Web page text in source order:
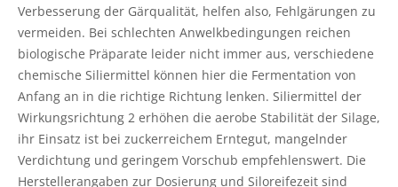
Verbesserung der Gärqualität, helfen also, Fehlgärungen zu
vermeiden. Bei schlechten Anwelkbedingungen reichen
biologische Präparate leider nicht immer aus, verschiedene
chemische Siliermittel können hier die Fermentation von
Anfang an in die richtige Richtung lenken. Siliermittel der
Wirkungsrichtung 2 erhöhen die aerobe Stabilität der Silage,
ihr Einsatz ist bei zuckerreichem Erntegut, mangelnder
Verdichtung und geringem Vorschub empfehlenswert. Die
Herstellerangaben zur Dosierung und Siloreifezeit sind